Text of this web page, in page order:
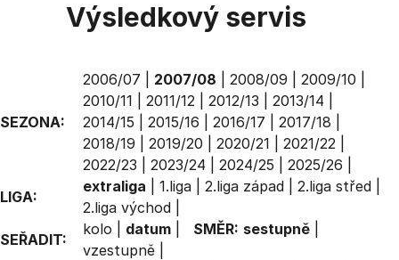
Výsledkový servis
SEZONA:
2006/07 2007/08 2008/09 2009/10
2010/11
2011/12 2012/13 2013/14
2014/15
2015/16 2016/17 2017/18
2018/19
2019/20 2020/21 2021/22
2022/23
2023/24 2024/25 2025/26
LIGA:
extraliga 1.liga 2.liga západ 2.liga střed
2.liga východ
SEŘADIT:
kolo datum SMĚR: sestupně
vzestupně